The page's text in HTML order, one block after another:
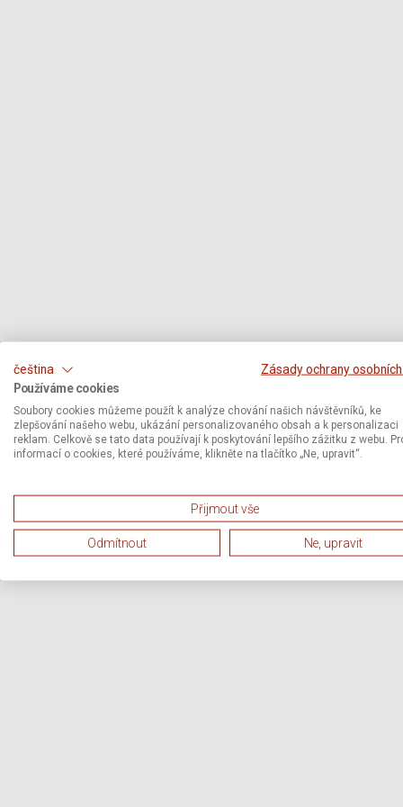
čeština
Zásady ochrany
Používáme cookies
Soubory cookies můžeme použít k analýze chování našich návštěvníků, ke
zlepšování našeho webu, ukázání personalizovaného obsah a k personalizaci
reklam. Celkově se tato data používají k poskytování lepšího zážitku z webu.
informací o cookies, které používáme, klikněte na tlačítko „Ne, upravit“.
Přijmout vše
Odmítnout Ne, upravit